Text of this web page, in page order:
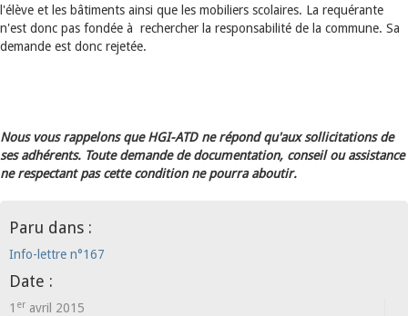
l'élève et les bâtiments ainsi que les mobiliers scolaires. La requérante
n'est donc pas fondée à rechercher la responsabilité de la commune. Sa
demande est donc rejetée.
Nous vous rappelons que HGI-ATD ne répond qu'aux sollicitations de
ses adhérents. Toute demande de documentation, conseil ou assistance
ne respectant pas cette condition ne pourra aboutir.
Paru dans :
Info-lettre n°167
Date :
1 er avril 2015